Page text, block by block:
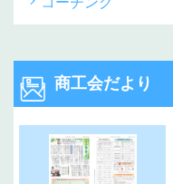
商工会だより